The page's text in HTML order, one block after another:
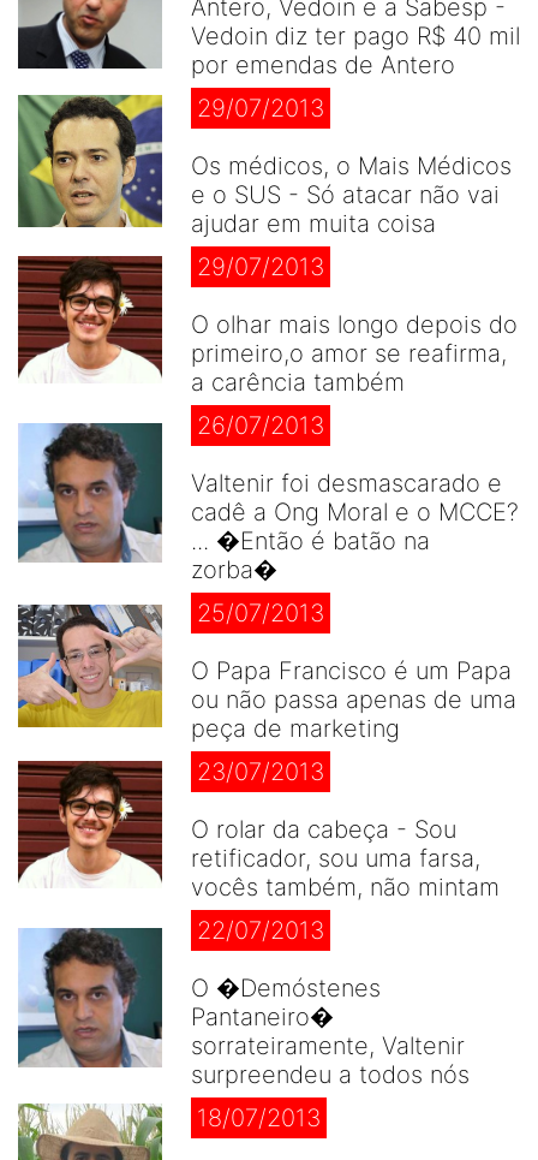
Antero, Vedoin e a Sabesp -
Vedoin diz ter pago R$ 40 mil
por emendas de Antero
29/07/2013
Os médicos, o Mais Médicos
e o SUS - Só atacar não vai
ajudar em muita coisa
29/07/2013
O olhar mais longo depois do
primeiro,o amor se reafirma,
a carência também
26/07/2013
Valtenir foi desmascarado e
cadê a Ong Moral e o MCCE?
... �Então é batão na
zorba�
25/07/2013
O Papa Francisco é um Papa
ou não passa apenas de uma
peça de marketing
23/07/2013
O rolar da cabeça - Sou
retificador, sou uma farsa,
vocês também, não mintam
22/07/2013
O �Demóstenes
Pantaneiro�
sorrateiramente, Valtenir
surpreendeu a todos nós
18/07/2013